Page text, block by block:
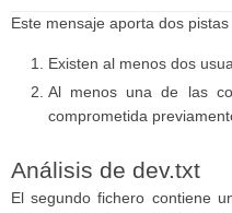
Este mensaje aporta dos pistas
Existen al menos dos
Al menos una de las
comprometida
Análisis de dev.txt
El segundo fichero contiene